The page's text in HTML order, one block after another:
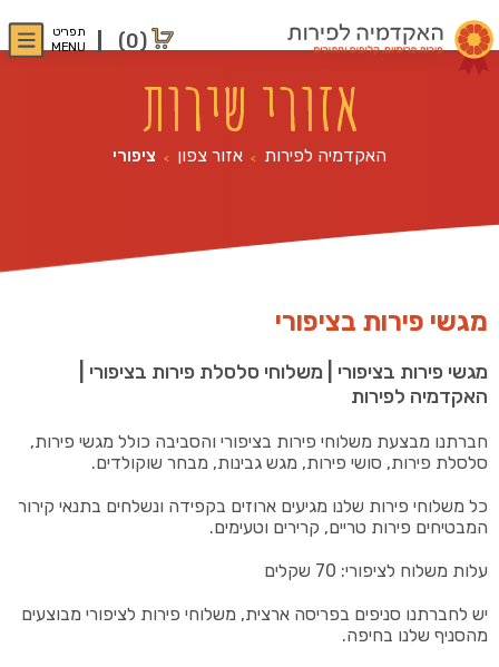
(0)
תפריט
MENU
אזורי שירות
האקדמיה לפירות > אזור צפון > ציפורי
מגשי פירות בציפורי
מגשי פירות בציפורי | משלוחי סלסלת פירות בציפורי |
האקדמיה לפירות
חברתנו מבצעת משלוחי פירות בציפורי והסביבה כולל מגשי פירות,
סלסלת פירות, סושי פירות, מגש גבינות, מבחר שוקולדים.
כל משלוחי פירות שלנו מגיעים ארוזים בקפידה ונשלחים בתנאי קירור
המבטיחים פירות טריים, קרירים וטעימים.
עלות משלוח לציפורי: 70 שקלים
יש לחברתנו סניפים בפריסה ארצית, משלוחי פירות לציפורי מבוצעים
מהסניף שלנו בחיפה.